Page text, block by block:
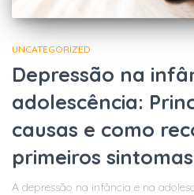
UNCATEGORIZED
Depressão na
adolescência:
causas e como
primeiros sintomas
A depressão na infância e na